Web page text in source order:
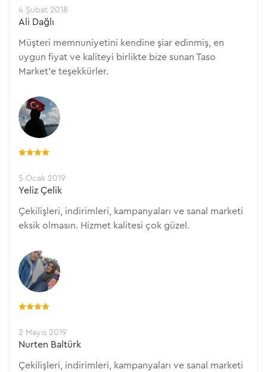
4 Şubat 2018
Ali Dağlı
Müşteri memnuniyetini kendine şiar edinmiş, en
uygun fiyat ve kaliteyi birlikte bize sunan Taso
Market'e teşekkürler.
5 Ocak 2019
Yeliz Çelik
Çekilişleri, indirimleri, kampanyaları ve sanal marketi
eksik olmasın. Hizmet kalitesi çok güzel.
2 Mayıs 2019
Nurten Baltürk
Çekilişleri, indirimleri, kampanyaları ve sanal marketi